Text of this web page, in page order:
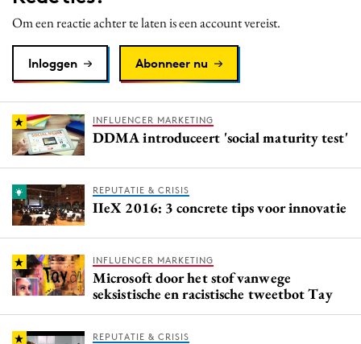
Media
Merkstrategie
Purpose Marketing
Reputatie & crisis
Om een reactie achter te laten is een account vereist.
Inloggen Abonneer nu
INFLUENCER MARKETING
DDMA introduceert 'social maturity test'
REPUTATIE & CRISIS
IIeX 2016: 3 concrete tips voor innovatie
INFLUENCER MARKETING
Microsoft door het stof vanwege
seksistische en racistische tweetbot Tay
REPUTATIE & CRISIS